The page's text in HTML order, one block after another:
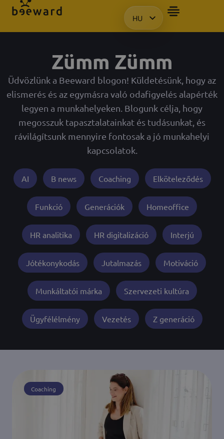
HU
EN
PL
Zümm Zümm
Üdvözlünk a Beeward blogon! Küldetésünk, hogy az
elismerés és az egymásra való odafigyelés alapérték
legyen a munkahelyeken. Blogunk célja, hogy
megosszuk tapasztalatainkat és tudásunkat, és
rávilágítsunk mennyire fontosak a jó munkahelyi
kapcsolatok.
AI B news Coaching Elköteleződés
Funkció Generációk Homeoffice
HR analitika HR digitalizáció Interjú
Jótékonykodás Jutalmazás Motiváció
Munkáltatói márka Szervezeti kultúra
Ügyfélélmény Vezetés Z generáció
Coaching